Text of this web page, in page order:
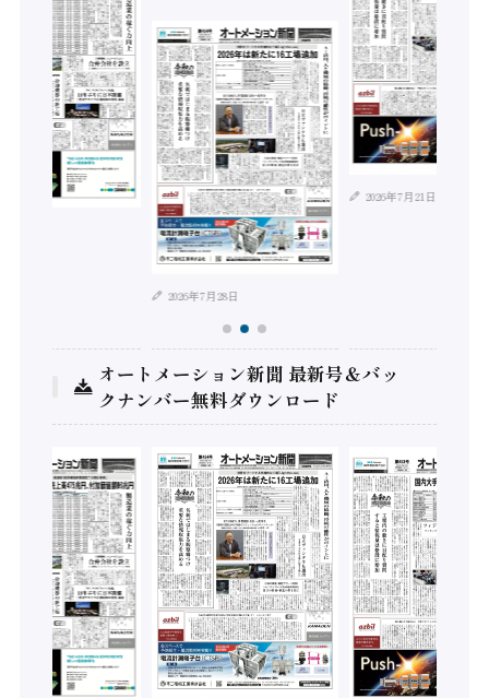
2026年7月28日
2026年7月21日
オートメーション新聞 最新号＆バッ
クナンバー無料ダウンロード